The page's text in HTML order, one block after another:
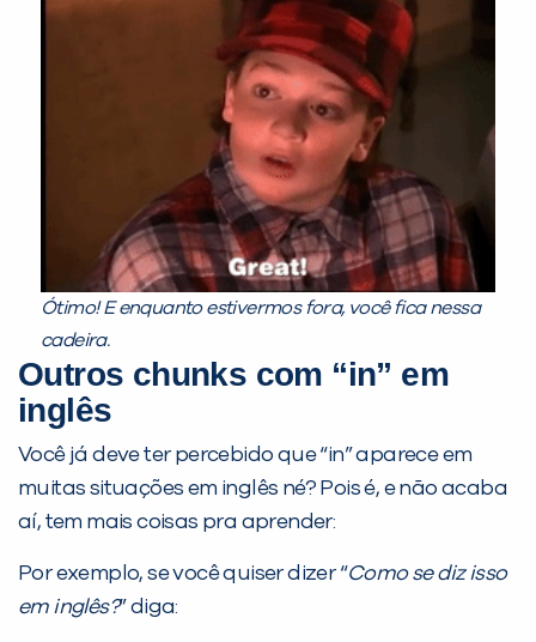
Ótimo! E enquanto estivermos fora, você fica nessa
cadeira.
Outros chunks com “in” em
inglês
Você já deve ter percebido que “in” aparece em
muitas situações em inglês né? Pois é, e não acaba
aí, tem mais coisas pra aprender:
Por exemplo, se você quiser dizer “Como se diz isso
em inglês?” diga: